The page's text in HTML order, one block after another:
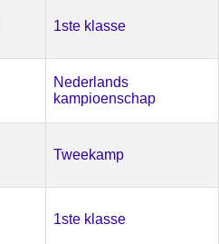
1ste klasse
Nederlands
kampioenschap
Tweekamp
1ste klasse